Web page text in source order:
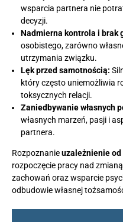
wsparcia partnera nie
decyzji.
Nadmierna kontrola i brak
osobistego, zarówno
utrzymania związku.
Lęk przed samotnością:
który często uniemożliwia
toksycznych relacji.
Zaniedbywanie własnych
własnych marzeń, pasji i
partnera.
Rozpoznanieuzależnienie
rozpoczęcie pracy nad
zachowań oraz wsparcie
odbudowie własnej